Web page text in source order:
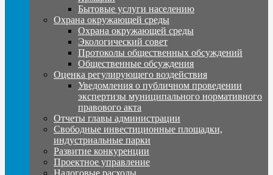
Бытовые услуги населению
Охрана окружающей среды
Охрана окружающей среды
Экологический совет
Протоколы общественных обсуждений
Общественные обсуждения
Оценка регулирующего воздействия
Уведомления о публичном проведении
экспертизы муниципального нормативного
правового акта
Отчеты главы администрации
Свободные инвестиционные площадки,
индустриальные парки
Развитие конкуренции
Проектное управление
Налоговые расходы